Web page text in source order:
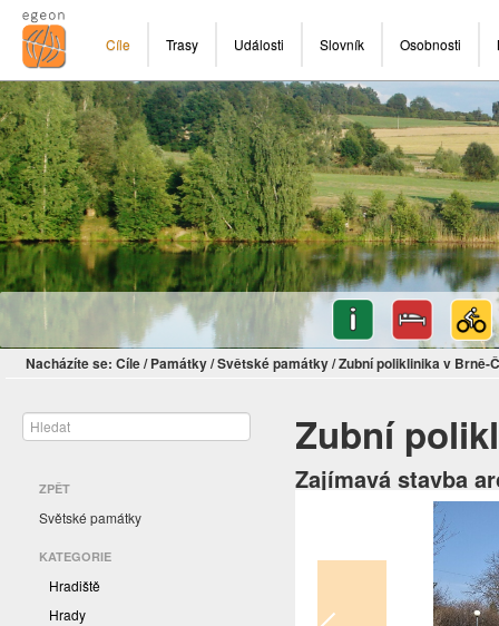
Cíle Trasy Události Slovník Osobnosti
Nacházíte se: Cíle/ Památky/Světské památky/Zubní poliklinika v Brně-
ZPĚT
Světské památky
KATEGORIE
Hradiště
Hrady
Zubní
Zajímavá stavba